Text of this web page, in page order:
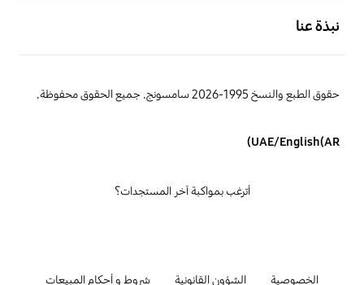
نبذة عنا
حقوق الطبع والنسخ 1995-2026 سامسونج. جميع الحقوق محفوظة.
UAE/English(AR)
الخصوصية الشؤون القانونية شروط و أحكام المبيعات
أترغب بمواكبة آخر المستجدات؟